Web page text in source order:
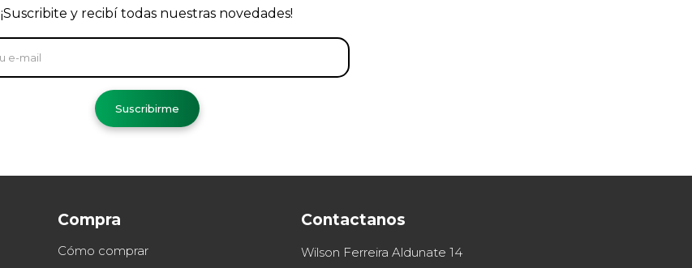
Compra
Cómo comprar
Contactanos
Wilson Ferreira Aldunate 14
¡Suscribite y recibí todas nuestras novedades!
Suscribirme